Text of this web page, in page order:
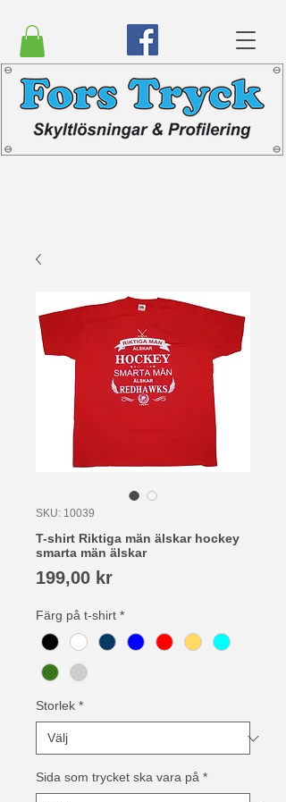
SKU: 10039
T-shirt Riktiga män älskar hockey
smarta män älskar
199,00 krPris
Färg på t-shirt *
Storlek *
Sida som trycket ska vara på *